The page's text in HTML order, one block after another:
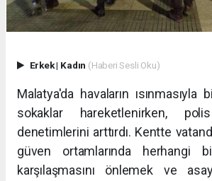
Erkek| Kadın (Haberi Sesli Oku)
Malatya'da havaların
sokaklar hareketlenirken,
denetimlerini arttırdı. Kentte
güven ortamlarında herhangi
karşılaşmasını önlemek ve